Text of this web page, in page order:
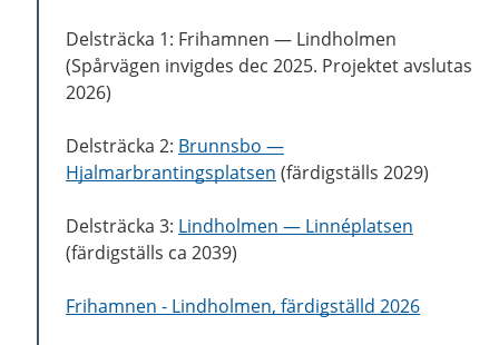
Delsträcka 1: Frihamnen — Lindholmen
(Spårvägen invigdes dec 2025. Projektet avslutas
2026)
Delsträcka 2: Brunnsbo —
Hjalmarbrantingsplatsen (färdigställs 2029)
Delsträcka 3: Lindholmen — Linnéplatsen
(färdigställs ca 2039)
Frihamnen - Lindholmen, färdigställd 2026